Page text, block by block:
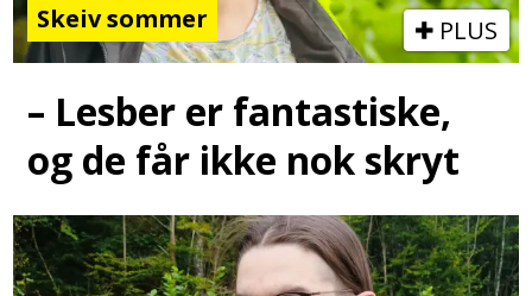
Skeiv sommer PLUS
– Lesber er fantastiske,
og de får ikke nok skryt